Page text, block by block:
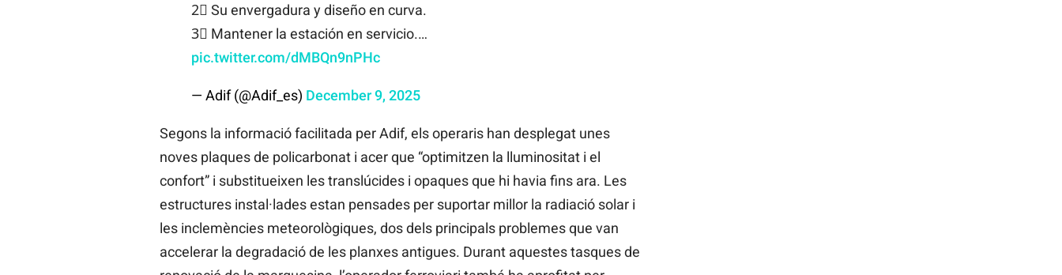
2⃣ Su envergadura y diseño en curva.
3⃣ Mantener la estación en servicio.…
pic.twitter.com/dMBQn9nPHc
— Adif (@Adif_es) December 9, 2025
Segons la informació facilitada per Adif, els operaris han desplegat unes
noves plaques de policarbonat i acer que “optimitzen la lluminositat i el
confort” i substitueixen les translúcides i opaques que hi havia fins ara. Les
estructures instal·lades estan pensades per suportar millor la radiació solar i
les inclemències meteorològiques, dos dels principals problemes que van
accelerar la degradació de les planxes antigues. Durant aquestes tasques de